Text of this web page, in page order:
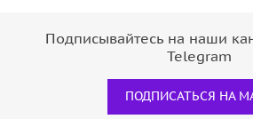
Подписывайтесь на наши
Telegram
ПОДПИСАТЬСЯ НА